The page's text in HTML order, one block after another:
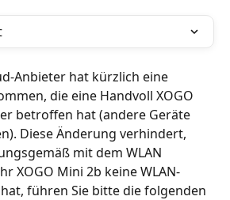
Anbieter hat kürzlich eine
die eine Handvoll XOGO
betroffen hat (andere Geräte
Diese Änderung verhindert,
mit dem WLAN
XOGO Mini 2b keine WLAN-
führen Sie bitte die folgenden